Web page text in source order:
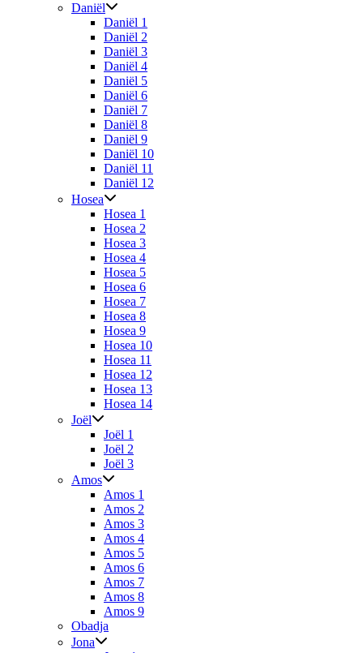
Daniël
Daniël 1
Daniël 2
Daniël 3
Daniël 4
Daniël 5
Daniël 6
Daniël 7
Daniël 8
Daniël 9
Daniël 10
Daniël 11
Daniël 12
Hosea
Hosea 1
Hosea 2
Hosea 3
Hosea 4
Hosea 5
Hosea 6
Hosea 7
Hosea 8
Hosea 9
Hosea 10
Hosea 11
Hosea 12
Hosea 13
Hosea 14
Joël
Joël 1
Joël 2
Joël 3
Amos
Amos 1
Amos 2
Amos 3
Amos 4
Amos 5
Amos 6
Amos 7
Amos 8
Amos 9
Obadja
Jona